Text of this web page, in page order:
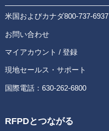
米国およびカナダ800-737-6937
お問い合わせ
マイアカウント / 登録
現地セールス・サポート
国際電話：630-262-6800
RFPDとつながる